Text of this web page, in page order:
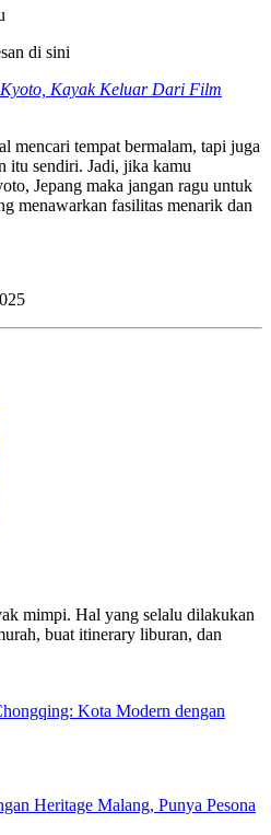
di sini
Kyoto, Kayak Keluar Dari Film
mencari tempat bermalam, tapi juga
itu sendiri. Jadi, jika kamu
Jepang maka jangan ragu untuk
menawarkan fasilitas menarik dan
mimpi. Hal yang selalu dilakukan
buat itinerary liburan, dan
Kota Modern dengan
Heritage Malang, Punya Pesona